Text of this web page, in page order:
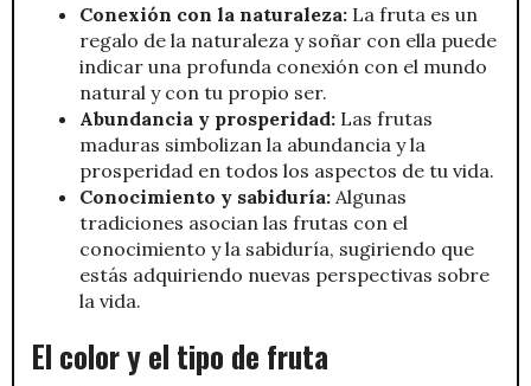
Conexión con la naturaleza: La fruta es un
regalo de la naturaleza y soñar con ella puede
indicar una profunda conexión con el mundo
natural y con tu propio ser.
Abundancia y prosperidad: Las frutas
maduras simbolizan la abundancia y la
prosperidad en todos los aspectos de tu vida.
Conocimiento y sabiduría: Algunas
tradiciones asocian las frutas con el
conocimiento y la sabiduría, sugiriendo que
estás adquiriendo nuevas perspectivas sobre
la vida.
El color y el tipo de fruta